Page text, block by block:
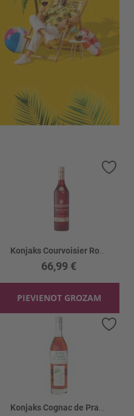
Pievienot vēlmju sarakstam
66,99 €
PIEVIENOT GROZAM